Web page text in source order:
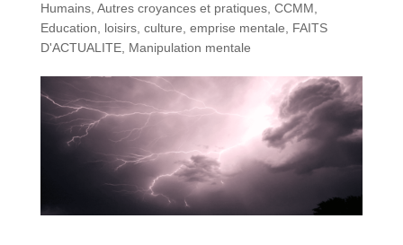
Humains, Autres croyances et pratiques, CCMM
Education, loisirs, culture emprise mentale
FAITS
D'ACTUALITE, Manipulation mentale